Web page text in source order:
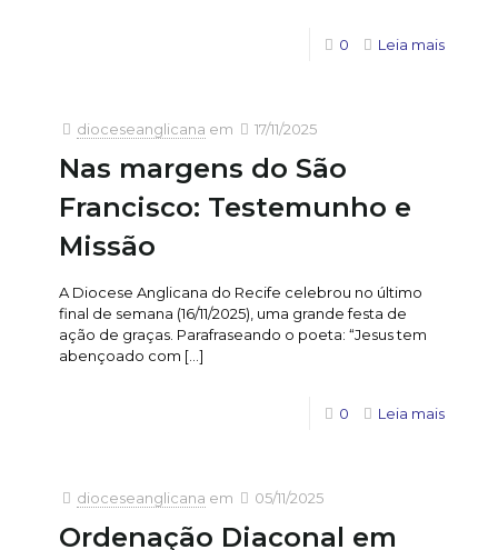
0 Leia mais
dioceseanglicana em 17/11/2025
Nas margens do São
Francisco: Testemunho e
Missão
A Diocese Anglicana do Recife celebrou no último
final de semana (16/11/2025), uma grande festa de
ação de graças. Parafraseando o poeta: “Jesus tem
abençoado com […]
0 Leia mais
dioceseanglicana em 05/11/2025
Ordenação Diaconal em